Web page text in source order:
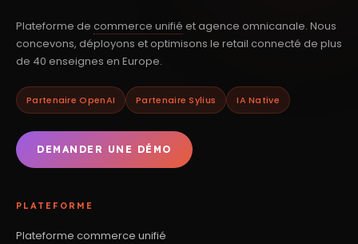
Plateforme de commerce unifié et agence omnicanale. Nous
concevons, déployons et optimisons le retail connecté de plus
de 40 enseignes en Europe.
Partenaire OpenAI Partenaire Sylius IA Native
DEMANDER UNE DÉMO
PLATEFORME
Plateforme commerce unifié